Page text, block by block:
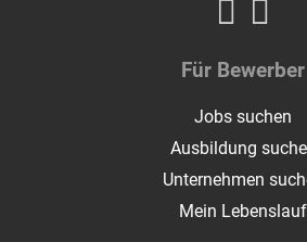
Für Bewerber
Jobs suchen
Ausbildung
Unternehmen
Mein Lebenslauf